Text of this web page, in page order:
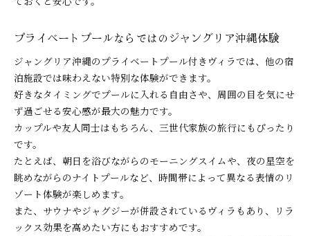
プライベートプールならではのジャングリア沖縄体験
ジャングリア沖縄のプライベートプール付きヴィラでは、他の宿
泊施設では味わえない特別な体験ができます。
好きなタイミングでプールに入れる自由さや、周囲の目を気にせ
ず過ごせる安心感が最大の魅力です。
カップルや友人同士はもちろん、三世代家族の旅行にもぴったり
です。
たとえば、朝日を浴びながらのモーニングスイムや、夜の星空を
眺めながらのナイトプールなど、時間帯によって異なる表情のリ
ゾート体験が楽しめます。
また、サウナやジャグジーが併設されているヴィラもあり、リラ
ックス効果を高めたい方にもおすすめです。